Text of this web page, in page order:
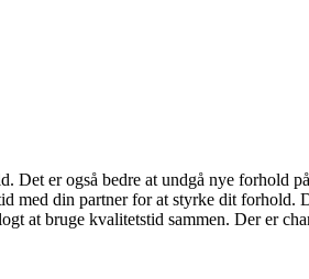
er også bedre at undgå nye forhold
med din partner for at styrke dit
at bruge kvalitetstid sammen. Der er